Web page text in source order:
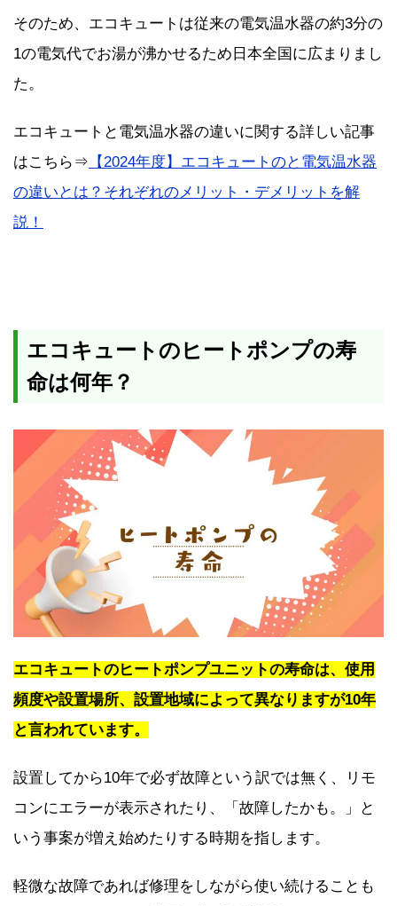
そのため、エコキュートは従来の電気温水器の約3分の
1の電気代でお湯が沸かせるため日本全国に広まりまし
た。
エコキュートと電気温水器の違いに関する詳しい記事
はこちら⇒ 【2024年度】エコキュートのと電気温水器
の違いとは？それぞれのメリット・デメリットを解
説！
エコキュートのヒートポンプの寿
命は何年？
エコキュートのヒートポンプユニットの寿命は、使用
頻度や設置場所、設置地域によって異なりますが10年
と言われています。
設置してから10年で必ず故障という訳では無く、リモ
コンにエラーが表示されたり、「故障したかも。」と
いう事案が増え始めたりする時期を指します。
軽微な故障であれば修理をしながら使い続けることも